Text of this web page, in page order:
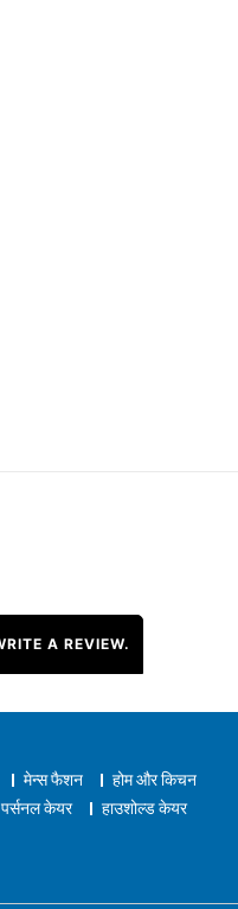
A REVIEW.
मेन्स फैशन
होम और किचन
पर्सनल केयर हाउशोल्ड केयर